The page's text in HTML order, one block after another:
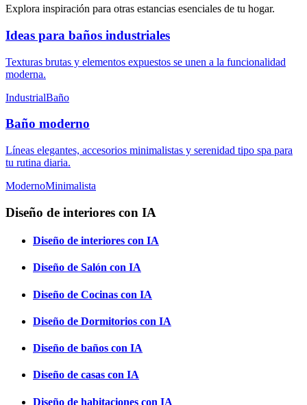
Explora inspiración para otras estancias esenciales de tu hogar.
Ideas para baños industriales
Texturas brutas y elementos expuestos se unen a la funcionalidad
moderna.
IndustrialBaño
Baño moderno
Líneas elegantes, accesorios minimalistas y serenidad tipo spa para
tu rutina diaria.
ModernoMinimalista
Diseño de interiores con IA
Diseño de interiores con IA
Diseño de Salón con IA
Diseño de Cocinas con IA
Diseño de Dormitorios con IA
Diseño de baños con IA
Diseño de casas con IA
Diseño de habitaciones con IA